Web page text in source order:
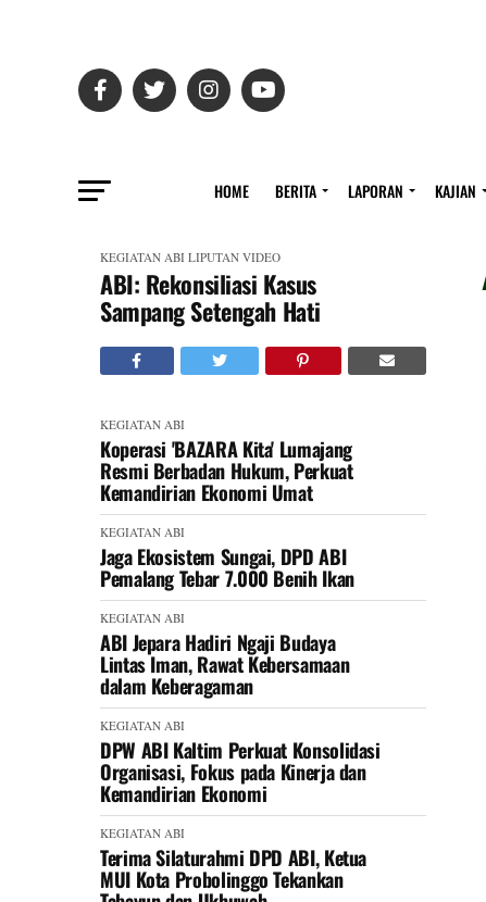
HOME BERITA LAPORAN KAJIAN
KEGIATAN ABI LIPUTAN VIDEO
ABI: Rekonsiliasi Kasus
Sampang Setengah Hati
KEGIATAN ABI
Koperasi 'BAZARA Kita' Lumajang
Resmi Berbadan Hukum, Perkuat
Kemandirian Ekonomi Umat
KEGIATAN ABI
Jaga Ekosistem Sungai, DPD ABI
Pemalang Tebar 7.000 Benih Ikan
KEGIATAN ABI
ABI Jepara Hadiri Ngaji Budaya
Lintas Iman, Rawat Kebersamaan
dalam Keberagaman
KEGIATAN ABI
DPW ABI Kaltim Perkuat Konsolidasi
Organisasi, Fokus pada Kinerja dan
Kemandirian Ekonomi
KEGIATAN ABI
Terima Silaturahmi DPD ABI, Ketua
MUI Kota Probolinggo Tekankan